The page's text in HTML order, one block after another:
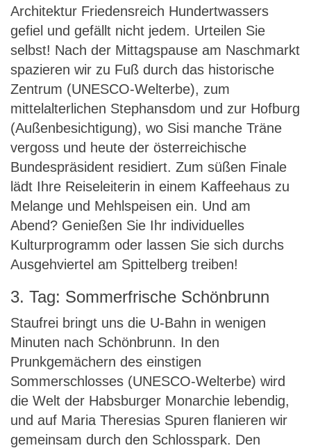
Architektur Friedensreich Hundertwassers
gefiel und gefällt nicht jedem. Urteilen Sie
selbst! Nach der Mittagspause am Naschmarkt
spazieren wir zu Fuß durch das historische
Zentrum (UNESCO-Welterbe), zum
mittelalterlichen Stephansdom und zur Hofburg
(Außenbesichtigung), wo Sisi manche Träne
vergoss und heute der österreichische
Bundespräsident residiert. Zum süßen Finale
lädt Ihre Reiseleiterin in einem Kaffeehaus zu
Melange und Mehlspeisen ein. Und am
Abend? Genießen Sie Ihr individuelles
Kulturprogramm oder lassen Sie sich durchs
Ausgehviertel am Spittelberg treiben!
3. Tag: Sommerfrische Schönbrunn
Staufrei bringt uns die U-Bahn in wenigen
Minuten nach Schönbrunn. In den
Prunkgemächern des einstigen
Sommerschlosses (UNESCO-Welterbe) wird
die Welt der Habsburger Monarchie lebendig,
und auf Maria Theresias Spuren flanieren wir
gemeinsam durch den Schlosspark. Den